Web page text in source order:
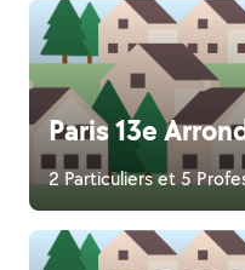
Paris 13e
2 Particuliers et 5